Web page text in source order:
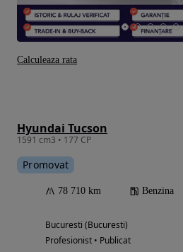
Hyundai Tucson
1591 cm3 • 177 CP
Promovat
78 710 km Benzina
Bucuresti (Bucuresti)
Profesionist • Publicat
Calculeaza rata